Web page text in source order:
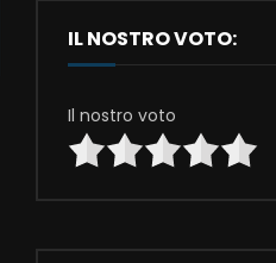
IL NOSTRO VOTO:
Il nostro voto